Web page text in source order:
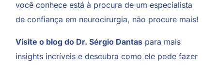
você conhece está à procura de um especialista
de confiança em neurocirurgia, não procure mais!
Visite o blog do Dr. Sérgio Dantas para mais
insights incríveis e descubra como ele pode fazer